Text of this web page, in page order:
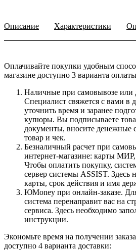
Описание Характеристики
Оплачивайте покупки удобным
магазине доступно 3 варианта
Наличные при самовывозе или
Специалист свяжется с вами в
уточнить время и заранее
купюры. Вы подписываете
документы, вносите денежные
товар и чек.
Безналичный расчет при
интернет-магазине: карты
Чтобы оплатить покупку,
сервер системы ASSIST. Здесь
карты, срок действия и имя
ЮMoney при онлайн-заказе.
система перенаправит вас на
сервиса. Здесь необходимо
инструкции.
Экономьте время на получении
доступно 4 варианта доставки: